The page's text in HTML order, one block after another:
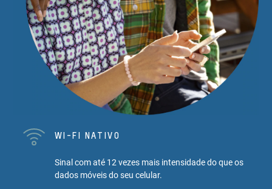
WI-FI NATIVO
Sinal com até 12 vezes mais intensidade do que os
dados móveis do seu celular.